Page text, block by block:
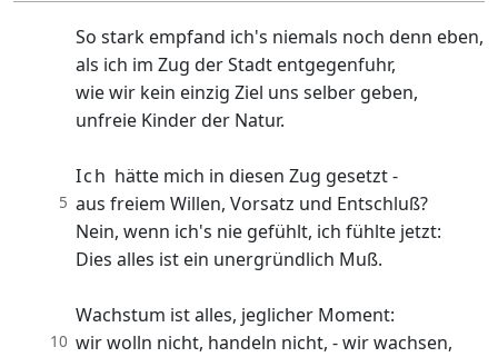
So stark empfand ich's niemals noch denn eben,
als ich im Zug der Stadt entgegenfuhr,
wie wir kein einzig Ziel uns selber geben,
unfreie Kinder der Natur.
Ich hätte mich in diesen Zug gesetzt -
5 aus freiem Willen, Vorsatz und Entschluß?
Nein, wenn ich's nie gefühlt, ich fühlte jetzt:
Dies alles ist ein unergründlich Muß.
Wachstum ist alles, jeglicher Moment:
10 wir wolln nicht, handeln nicht, - wir wachsen,